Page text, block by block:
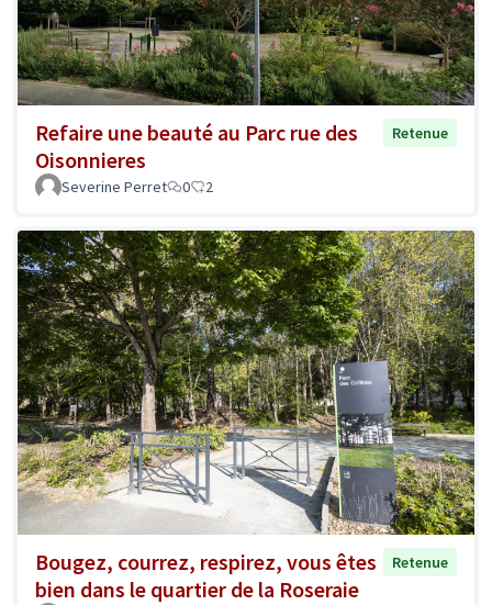
Refaire une beauté au Parc rue des
Oisonnieres
Retenue
Severine Perret 0 2
Bougez, courrez, respirez, vous êtes
bien dans le quartier de la Roseraie
Retenue